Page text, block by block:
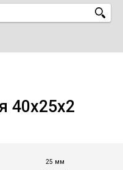
40х25х2
25 мм